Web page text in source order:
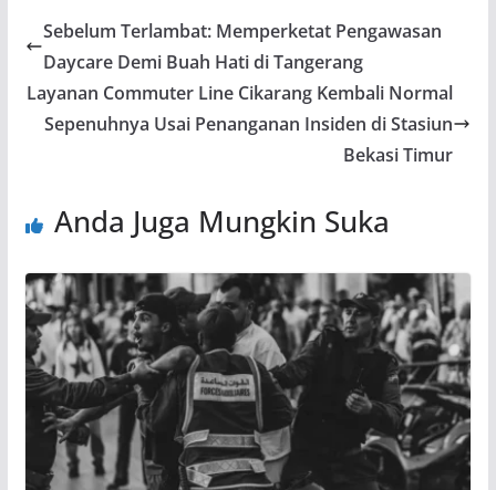
Sebelum Terlambat: Memperketat Pengawasan
Daycare Demi Buah Hati di Tangerang
Layanan Commuter Line Cikarang Kembali Normal
Sepenuhnya Usai Penanganan Insiden di Stasiun
Bekasi Timur
Anda Juga Mungkin Suka